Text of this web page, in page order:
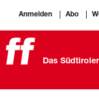
Anmelden Abo
Das